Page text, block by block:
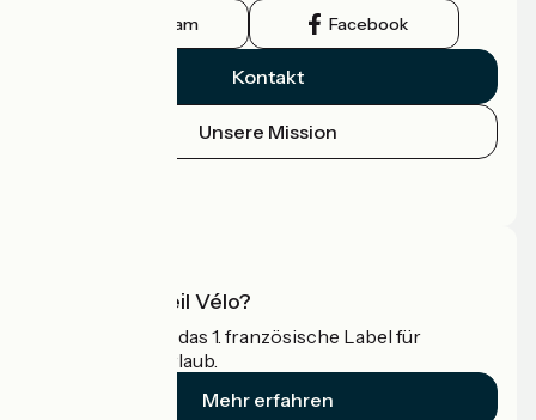
Instagram Facebook
Kontakt
Unsere Mission
Was ist Accueil Vélo?
Accueil Vélo ist das 1. französische Label für
Radfahrer im Urlaub.
Mehr erfahren